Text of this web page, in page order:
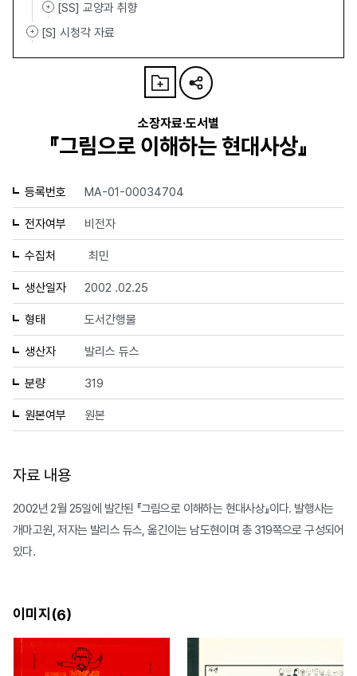
[SS] 교양과 취향
[S] 시청각 자료
소장자료·도서별
『그림으로 이해하는 현대사상』
등록번호 MA-01-00034704
전자여부 비전자
수집처 최민
생산일자 2002 .02.25
형태 도서간행물
생산자 발리스 듀스
분량 319
원본여부 원본
자료 내용
2002년 2월 25일에 발간된 『그림으로 이해하는 현대사상』이다. 발행사는
개마고원, 저자는 발리스 듀스, 옮긴이는 남도현이며 총 319쪽으로 구성되어
있다.
이미지(6)